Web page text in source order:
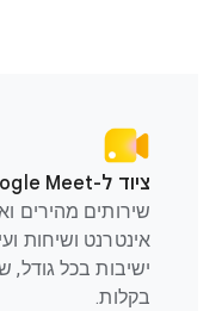
ציוד ל-Google Meet
שירותים מהירים
אינטרנט ושיחות
ישיבות בכל
בקלות.